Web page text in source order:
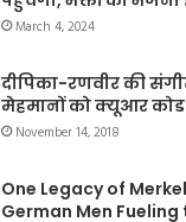
March 4, 2024
दीपिका-रणवीर की
मेहमानों को क्यूआर कोड
November 14, 2018
One Legacy of
German Men Fueling